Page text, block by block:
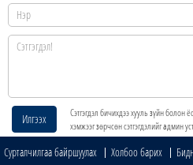
Илгээх
Сэтгэгдэл бичихдээ хууль зүйн болон
хэмжээг зөрчсөн сэтгэгдэлийг админ
Сурталчилгаа байршуулах Холбоо барих